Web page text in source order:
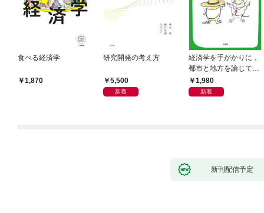
食べる経済学
1,870
研究開発の考え方
5,500
新着
経済学を手がかりに，
都市と地方を論じてみ
よう1,980
新着
新刊配信予定